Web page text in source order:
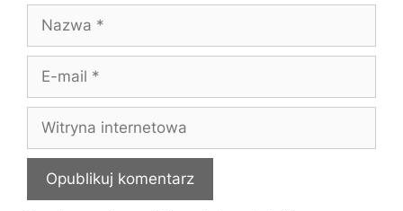
Nazwa
Witryna
internetowa